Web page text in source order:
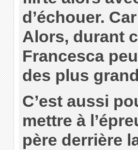
d’échouer.
Alors, durant
Francesca
des plus
C’est aussi
mettre à
père derrière